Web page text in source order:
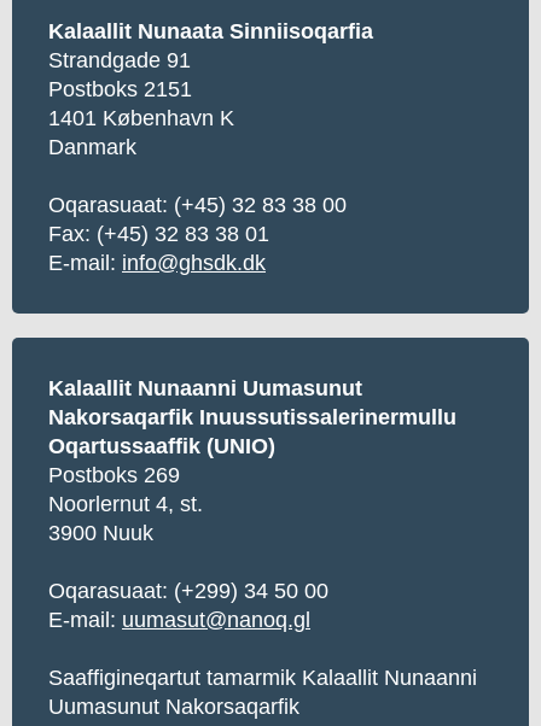
Kalaallit Nunaata Sinniisoqarfia
Strandgade 91
Postboks 2151
1401 København K
Danmark
Oqarasuaat: (+45) 32 83 38 00
Fax: (+45) 32 83 38 01
E-mail: info@ghsdk.dk
Kalaallit Nunaanni Uumasunut
Nakorsaqarfik Inuussutissalerinermullu
Oqartussaaffik (UNIO)
Postboks 269
Noorlernut 4, st.
3900 Nuuk
Oqarasuaat: (+299) 34 50 00
E-mail: uumasut@nanoq.gl
Saaffigineqartut tamarmik Kalaallit Nunaanni
Uumasunut Nakorsaqarfik